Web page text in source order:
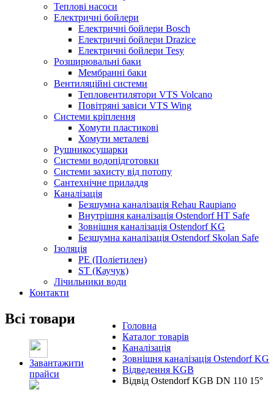
Теплові насоси
Електричні бойлери
Електричні бойлери Bosch
Електричні бойлери Drazice
Електричні бойлери Tesy
Розширювальні баки
Мембранні баки
Вентиляційні системи
Тепловентилятори VTS Volcano
Повітряні завіси VTS Wing
Системи кріплення
Хомути пластикові
Хомути металеві
Рушникосушарки
Системи водопідготовки
Системи захисту від потопу
Сантехнічне приладдя
Каналізація
Безшумна каналізація Rehau Raupiano
Внутрішня каналізація Ostendorf HT Safe
Зовнішня каналізація Ostendorf KG
Безшумна каналізація Ostendorf Skolan Safe
Ізоляція
PE (Поліетилен)
ST (Каучук)
Лічильники води
Контакти
Головна
Каталог товарів
Каналізація
Зовнішня каналізація Ostendorf KG
Відведення KGB
Відвід Ostendorf KGB DN 110 15°
Всі товари
Завантажити
прайси